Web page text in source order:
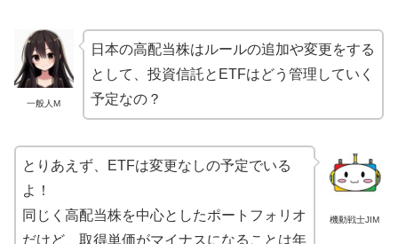
一般人M
日本の高配当株はルールの追加や変更をする
として、投資信託とETFはどう管理していく
予定なの？
機動戦士JIM
とりあえず、ETFは変更なしの予定でいる
よ！
同じく高配当株を中心としたポートフォリオ
だけど、取得単価がマイナスになることは年